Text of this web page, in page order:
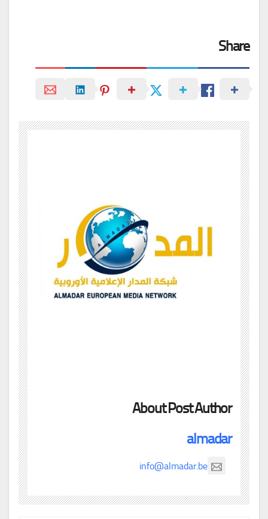
Share
About Post Author
almadar
info@almadar.be